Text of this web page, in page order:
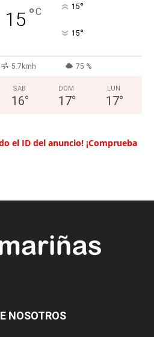
15 °C 15°
15°
5.7kmh 75 %
SAB
16°
DOM
17°
LUN
17°
el ID del anuncio! ¡Comprueba
NOSOTROS